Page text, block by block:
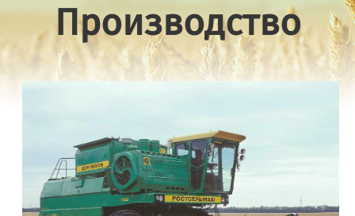
Производство